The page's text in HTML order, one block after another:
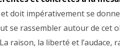
doit impérativement se
se rassembler autour de cet
raison, la liberté et